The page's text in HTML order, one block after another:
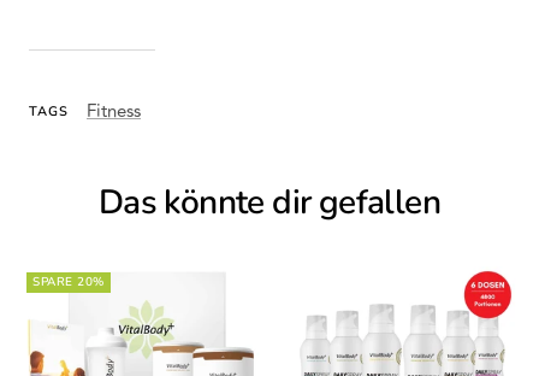
TAGS Fitness
Das könnte dir gefallen
SPARE 20%